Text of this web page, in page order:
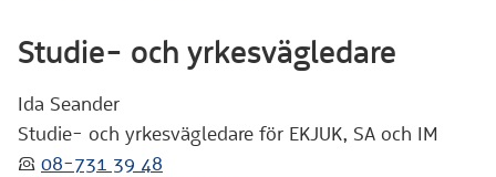
Studie- och yrkesvägledare
Ida Seander
Studie- och yrkesvägledare för EKJUK, SA och IM
:telefon: 08-731 39 48